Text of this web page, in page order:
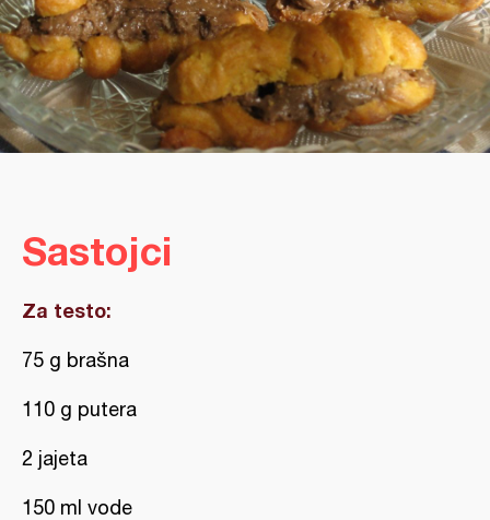
Sastojci
Za testo:
75 g brašna
110 g putera
2 jajeta
150 ml vode